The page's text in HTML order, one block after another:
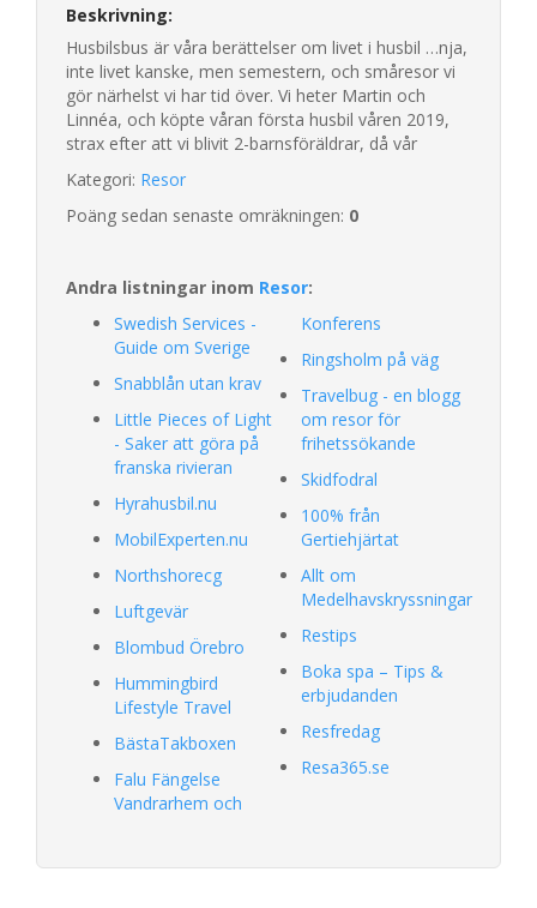
Beskrivning:
Husbilsbus är våra berättelser om livet i husbil …nja,
inte livet kanske, men semestern, och småresor vi
gör närhelst vi har tid över. Vi heter Martin och
Linnéa, och köpte våran första husbil våren 2019,
strax efter att vi blivit 2-barnsföräldrar, då vår
Kategori: Resor
Poäng sedan senaste omräkningen: 0
Andra listningar inom Resor:
Swedish Services -
Guide om Sverige
Snabblån utan krav
Little Pieces of Light
- Saker att göra på
franska rivieran
Hyrahusbil.nu
MobilExperten.nu
Northshorecg
Luftgevär
Blombud Örebro
Hummingbird
Lifestyle Travel
BästaTakboxen
Falu Fängelse
Vandrarhem och
Konferens
Ringsholm på väg
Travelbug - en blogg
om resor för
frihetssökande
Skidfodral
100% från
Gertiehjärtat
Allt om
Medelhavskryssningar
Restips
Boka spa – Tips &
erbjudanden
Resfredag
Resa365.se